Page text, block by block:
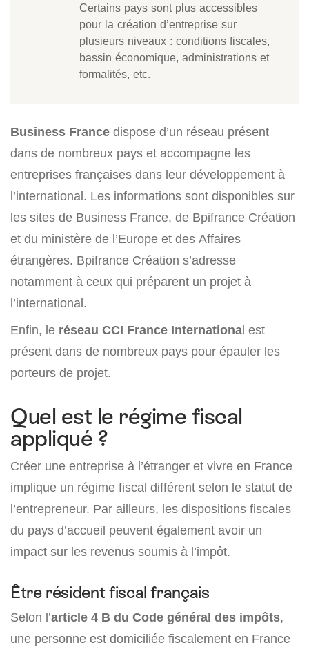
Certains pays sont plus accessibles
pour la création d’entreprise sur
plusieurs niveaux : conditions fiscales,
bassin économique, administrations et
formalités, etc.
Business France dispose d’un réseau présent
dans de nombreux pays et accompagne les
entreprises françaises dans leur développement à
l’international. Les informations sont disponibles sur
les sites de Business France, de Bpifrance Création
et du ministère de l’Europe et des Affaires
étrangères. Bpifrance Création s’adresse
notamment à ceux qui préparent un projet à
l’international.
Enfin, le réseau CCI France International est
présent dans de nombreux pays pour épauler les
porteurs de projet.
Quel est le régime fiscal
appliqué ?
Créer une entreprise à l’étranger et vivre en France
implique un régime fiscal différent selon le statut de
l’entrepreneur. Par ailleurs, les dispositions fiscales
du pays d’accueil peuvent également avoir un
impact sur les revenus soumis à l’impôt.
Être résident fiscal français
Selon l’article 4 B du Code général des impôts,
une personne est domiciliée fiscalement en France